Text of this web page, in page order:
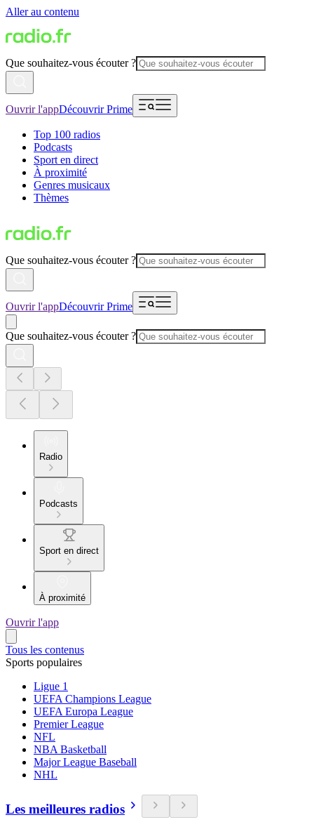
Aller au contenu
Que souhaitez-vous écouter ?
Ouvrir l'appDécouvrir Prime
Top 100 radios
Podcasts
Sport en direct
À proximité
Genres musicaux
Thèmes
Que souhaitez-vous écouter ?
Ouvrir l'appDécouvrir Prime
Que souhaitez-vous écouter ?
Radio
Podcasts
Sport en direct
À proximité
Ouvrir l'app
Tous les contenus
Sports populaires
Ligue 1
UEFA Champions League
UEFA Europa League
Premier League
NFL
NBA Basketball
Major League Baseball
NHL
Les meilleures radios